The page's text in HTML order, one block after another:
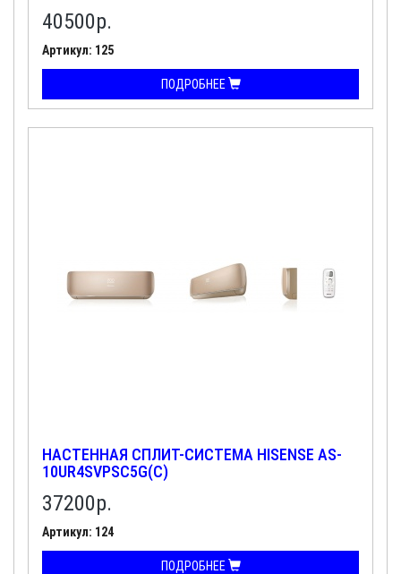
40500р.
Артикул: 125
ПОДРОБНЕЕ
НАСТЕННАЯ СПЛИТ-СИСТЕМА HISENSE AS-
10UR4SVPSC5G(C)
37200р.
Артикул: 124
ПОДРОБНЕЕ